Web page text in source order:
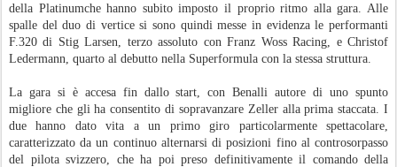
della Platinumche hanno subito imposto il proprio ritmo alla gara. Alle
spalle del duo di vertice si sono quindi messe in evidenza le performanti
F.320 di Stig Larsen, terzo assoluto con Franz Woss Racing, e Christof
Ledermann, quarto al debutto nella Superformula con la stessa struttura.
La gara si è accesa fin dallo start, con Benalli autore di uno spunto
migliore che gli ha consentito di sopravanzare Zeller alla prima staccata. I
due hanno dato vita a un primo giro particolarmente spettacolare,
caratterizzato da un continuo alternarsi di posizioni fino al controsorpasso
del pilota svizzero, che ha poi preso definitivamente il comando della